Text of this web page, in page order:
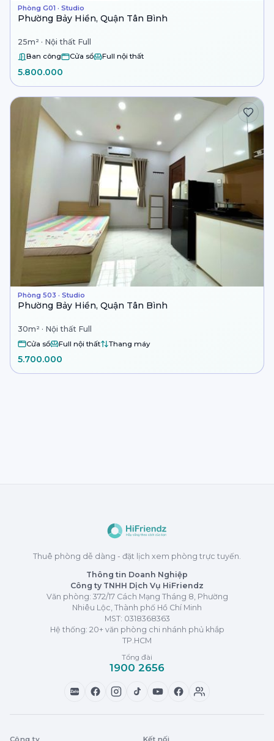
Phòng G01 · Studio
Phường Bảy Hiền, Quận Tân Bình
25m² · Nội thất Full
Ban công Cửa sổ Full nội thất
5.800.000
Phòng 503 · Studio
Phường Bảy Hiền, Quận Tân Bình
30m² · Nội thất Full
Cửa sổ Full nội thất Thang máy
5.700.000
Thuê phòng dễ dàng - đặt lịch xem phòng trực tuyến.
Thông tin Doanh Nghiệp
Công ty TNHH Dịch Vụ HiFriendz
Văn phòng: 372/17 Cách Mạng Tháng 8, Phường
Nhiêu Lộc, Thành phố Hồ Chí Minh
MST: 0318368363
Hệ thống: 20+ văn phòng chi nhánh phủ khắp
TP.HCM
Tổng đài
1900 2656
Zalo